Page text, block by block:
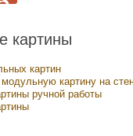
картины
картин
модульную картину на
ручной работы